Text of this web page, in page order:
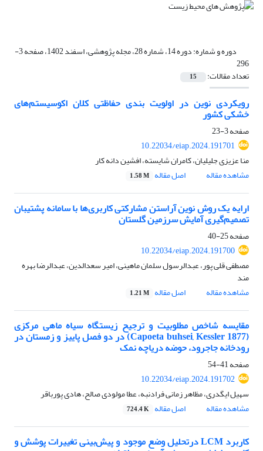
دوره و شماره: دوره 14، شماره 28، مجله پژوهشی، اسفند 1402، صفحه 3-
296
تعداد مقالات: 15
رویکردی نوین در اولویت بندی حفاظتی کلان اکوسیستم‌های
خشکی کشور
صفحه3-23
10.22034/eiap.2024.191701
منا عزیزی جلیلیان، کامران شایسته، افشین دانه کار
مشاهده مقاله
اصل مقاله 1.58 M
ارایه یک روش نوین آراستن مشارکتی کاربری‌ها با سامانه پشتیبان
تصمیم‌گیری آمایش سرزمین گلستان
صفحه25-40
10.22034/eiap.2024.191700
مصطفی قلی پور، عبدالرسول سلمان ماهینی، امیر سعدالدین، عبدالرضا بهره
مند
مشاهده مقاله
اصل مقاله 1.21 M
مقایسه شاخص مطلوبیت و ترجیح زیستگاه سیاه ماهی مرکزی
(Capoeta buhsei, Kessler 1877) در دو فصل پاییز و زمستان در
رودخانه جاجرود، حوضه دریاچه نمک
صفحه41-54
10.22034/eiap.2024.191702
سهیل ایگدری، مظاهر زمانی فرادنبه، عطا مولودی صالح، هادی پورباقر
مشاهده مقاله
اصل مقاله 724.4 K
کاربرد LCM درتحلیل وضع موجود و پیش‌بینی تغییرات پوشش و